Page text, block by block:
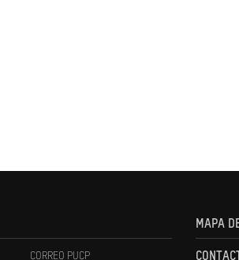
CORREO PUCP
MAPA